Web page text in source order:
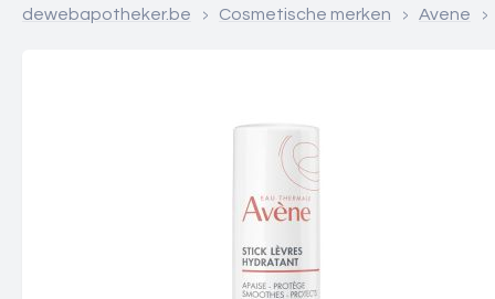
dewebapotheker.be > Cosmetische merken > Avene >